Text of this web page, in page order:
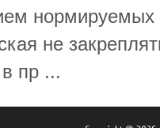
нормируемых
не
пр ...